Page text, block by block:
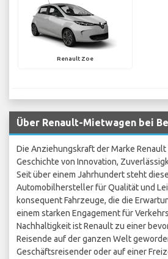
Renault Zoe
Über Renault-Mietwagen bei
Die Anziehungskraft der Marke
Geschichte von Innovation,
Seit über einem Jahrhundert steht
Automobilhersteller für Qualität und
konsequent Fahrzeuge, die die
einem starken Engagement für
Nachhaltigkeit ist Renault zu einer
Reisende auf der ganzen Welt
Geschäftsreisender oder auf einer